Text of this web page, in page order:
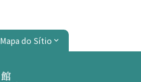
Mapa do Sítio